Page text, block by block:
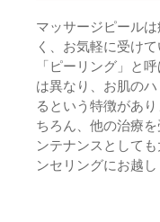
マッサージピール
く、お気軽に受け
「ピーリング」と
は異なり、お肌の
るという特徴があ
ちろん、他の治療
ンテナンスとして
ンセリングにお越し